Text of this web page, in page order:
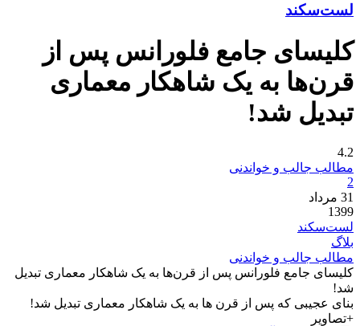
لست‌سکند
کلیسای جامع فلورانس پس از
قرن‌ها به یک شاهکار معماری
تبدیل شد!
4.2
مطالب جالب و خواندنی
2
31 مرداد
1399
لست‌سکند
بلاگ
مطالب جالب و خواندنی
کلیسای جامع فلورانس پس از قرن‌ها به یک شاهکار معماری تبدیل
شد!
بنای عجیبی که پس از قرن ها به یک شاهکار معماری تبدیل شد!
+تصاویر